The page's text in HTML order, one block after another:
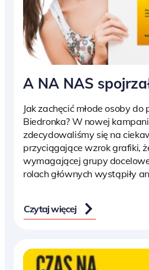
A NA NAS
Jak zachęcić młode osoby
Biedronka? W nowej
zdecydowaliśmy się na
przyciągające wzrok grafiki,
wymagającej grupy
rolach głównych wystąpiły
Czytaj więcej